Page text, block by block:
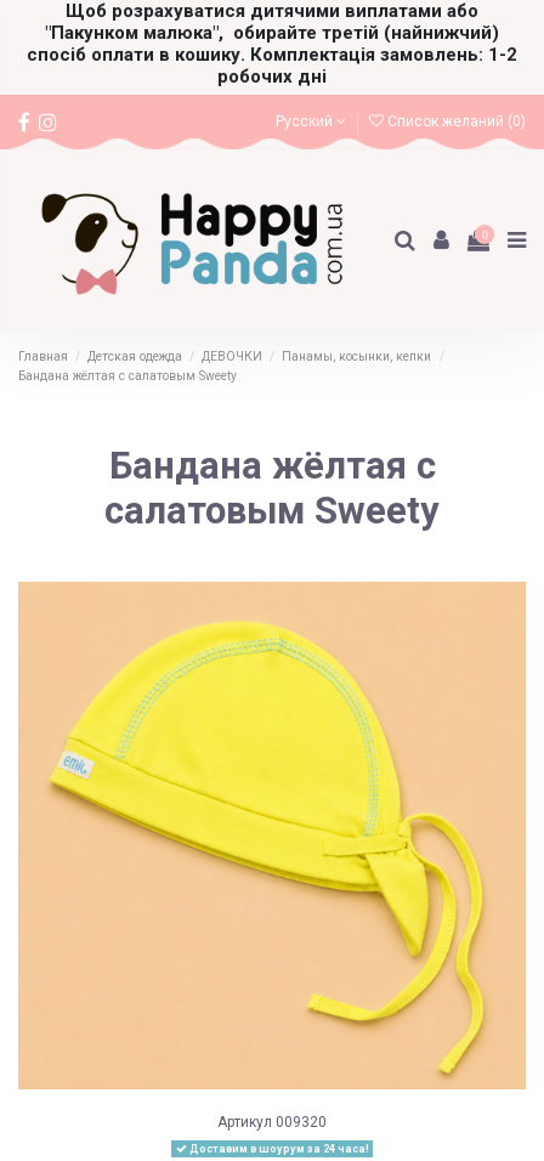
Щоб розрахуватися дитячими виплатами або
"Пакунком малюка", обирайте третій (найнижчий)
спосіб оплати в кошику. Комплектація замовлень: 1-2
робочих дні
Русский Список желаний (0)
0
Главная Детская одежда ДЕВОЧКИ
Панамы, косынки, кепки
Бандана жёлтая с салатовым Sweety
Бандана жёлтая с
салатовым Sweety
Артикул 009320
Доставим в шоурум за 24 часа!